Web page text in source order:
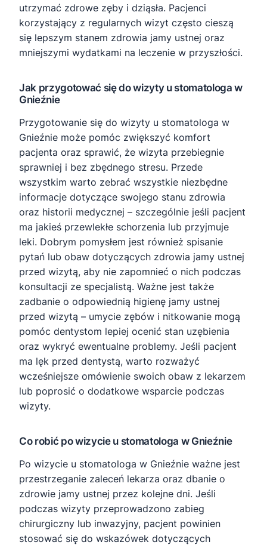
utrzymać zdrowe zęby i dziąsła. Pacjenci
korzystający z regularnych wizyt często cieszą
się lepszym stanem zdrowia jamy ustnej oraz
mniejszymi wydatkami na leczenie w przyszłości.
Jak przygotować się do wizyty u stomatologa w
Gnieźnie
Przygotowanie się do wizyty u stomatologa w
Gnieźnie może pomóc zwiększyć komfort
pacjenta oraz sprawić, że wizyta przebiegnie
sprawniej i bez zbędnego stresu. Przede
wszystkim warto zebrać wszystkie niezbędne
informacje dotyczące swojego stanu zdrowia
oraz historii medycznej – szczególnie jeśli pacjent
ma jakieś przewlekłe schorzenia lub przyjmuje
leki. Dobrym pomysłem jest również spisanie
pytań lub obaw dotyczących zdrowia jamy ustnej
przed wizytą, aby nie zapomnieć o nich podczas
konsultacji ze specjalistą. Ważne jest także
zadbanie o odpowiednią higienę jamy ustnej
przed wizytą – umycie zębów i nitkowanie mogą
pomóc dentystom lepiej ocenić stan uzębienia
oraz wykryć ewentualne problemy. Jeśli pacjent
ma lęk przed dentystą, warto rozważyć
wcześniejsze omówienie swoich obaw z lekarzem
lub poprosić o dodatkowe wsparcie podczas
wizyty.
Co robić po wizycie u stomatologa w Gnieźnie
Po wizycie u stomatologa w Gnieźnie ważne jest
przestrzeganie zaleceń lekarza oraz dbanie o
zdrowie jamy ustnej przez kolejne dni. Jeśli
podczas wizyty przeprowadzono zabieg
chirurgiczny lub inwazyjny, pacjent powinien
stosować się do wskazówek dotyczących